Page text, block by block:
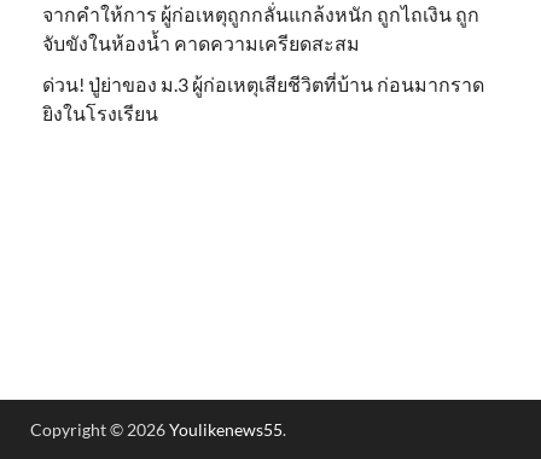
จากคำให้การ ผู้ก่อเหตุถูกกลั่นแกล้งหนัก ถูกไถเงิน ถูก
จับขังในห้องน้ำ คาดความเครียดสะสม
ด่วน! ปู่ย่าของ ม.3 ผู้ก่อเหตุเสียชีวิตที่บ้าน ก่อนมากราด
ยิงในโรงเรียน
Copyright © 2026Youlikenews55.